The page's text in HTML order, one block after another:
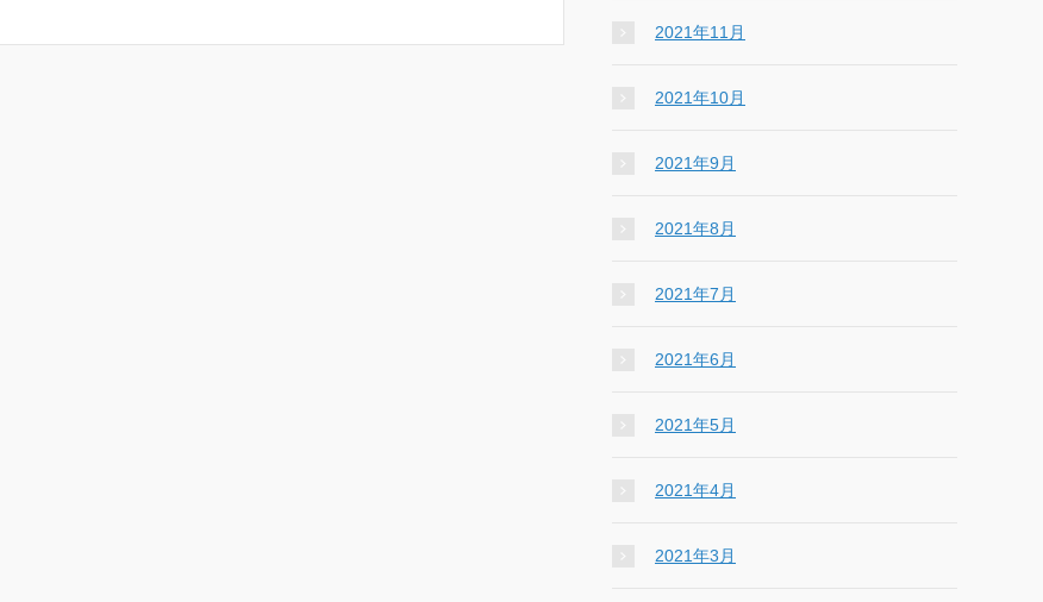
2021年11月
2021年10月
2021年9月
2021年8月
2021年7月
2021年6月
2021年5月
2021年4月
2021年3月